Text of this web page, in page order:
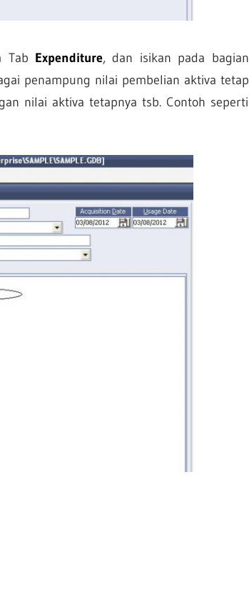
Tab Expenditure, dan isikan pada bagian
penampung nilai pembelian aktiva tetap
nilai aktiva tetapnya tsb. Contoh seperti